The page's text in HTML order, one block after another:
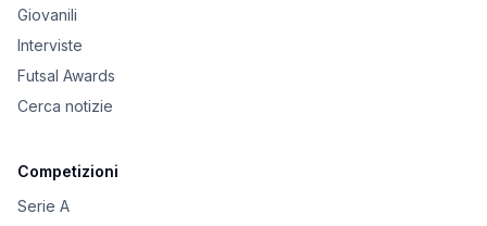
Giovanili
Interviste
Futsal Awards
Cerca notizie
Competizioni
Serie A